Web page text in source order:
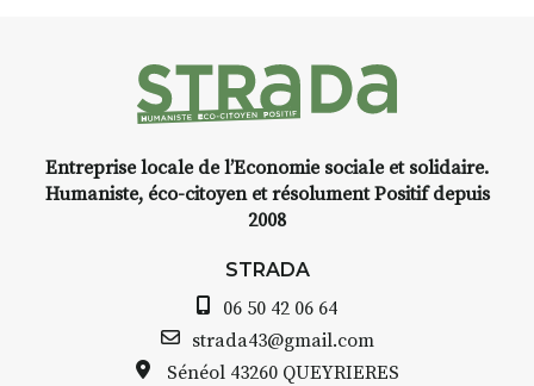
Entreprise locale de l’Economie sociale et solidaire.
Humaniste, éco-citoyen et résolument Positif depuis
2008
STRADA
06 50 42 06 64
strada43@gmail.com
Sénéol 43260 QUEYRIERES